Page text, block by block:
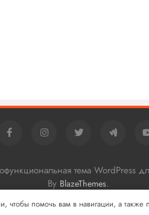
тема WordPress
By BlazeThemes.
чтобы помочь вам в навигации, а